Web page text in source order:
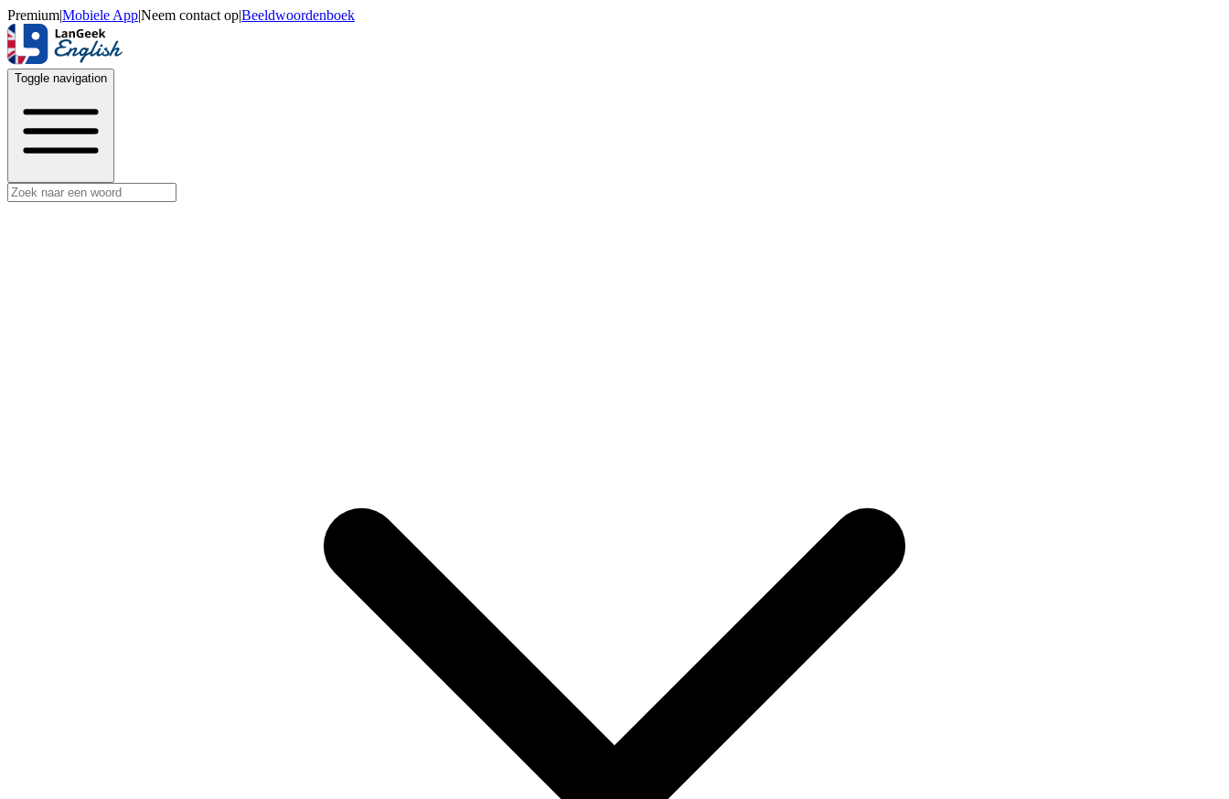
Premium|Mobiele App|Neem contact op|Beeldwoordenboek
Toggle navigation